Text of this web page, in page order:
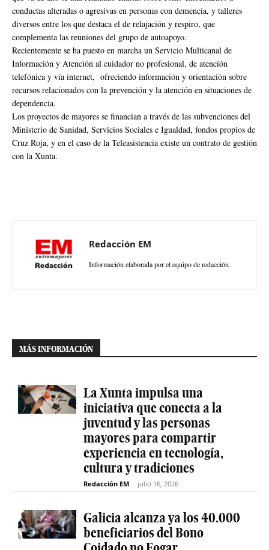
conductas alteradas o agresivas en personas con demencia, y talleres
diversos entre los que destaca el de relajación y respiro, que
complementa las reuniones del grupo de autoapoyo.
Recientemente se ha puesto en marcha un Servicio Multicanal de
Información y Atención al cuidador no profesional, de atención
telefónica y vía internet, ofreciendo información y orientación sobre
recursos relacionados con la prevención y la atención en situaciones de
dependencia.
Los proyectos de mayores se financian a través de las subvenciones del
Ministerio de Sanidad, Servicios Sociales e Igualdad, fondos propios de
Cruz Roja, y en el caso de la Teleasistencia existe un contrato de gestión
con la Xunta.
Redacción EM
Información elaborada por el equipo de redacción.
MÁS INFORMACIÓN
La Xunta impulsa una
iniciativa que conecta a la
juventud y las personas
mayores para compartir
experiencia en tecnología,
cultura y tradiciones
Redacción EM - julio 16, 2026
Galicia alcanza ya los 40.000
beneficiarios del Bono